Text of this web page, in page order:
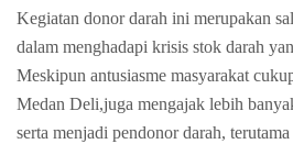
Kegiatan donor darah ini merupakan
dalam menghadapi krisis stok darah
Meskipun antusiasme masyarakat
Medan Deli,juga mengajak lebih
serta menjadi pendonor darah,